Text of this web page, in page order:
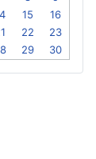
15
16
22
23
29 30